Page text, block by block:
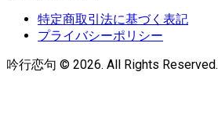
特定商取引法に基づく表記
プライバシーポリシー
吟行恋句 © 2026. All Rights Reserved.